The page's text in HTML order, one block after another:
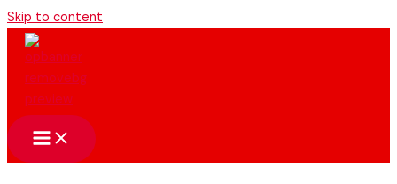
Skip to content